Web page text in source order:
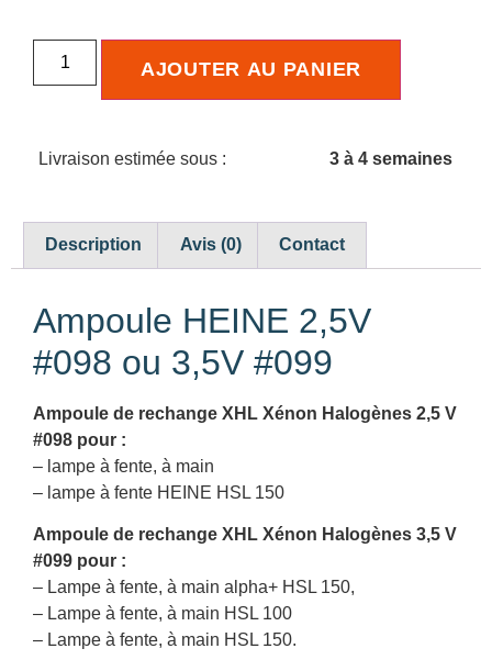
AJOUTER AU PANIER
Livraison estimée sous : 3 à 4 semaines
Description Avis (0) Contact
Ampoule HEINE 2,5V
#098 ou 3,5V #099
Ampoule de rechange XHL Xénon Halogènes 2,5 V
#098 pour :
– lampe à fente, à main
– lampe à fente HEINE HSL 150
Ampoule de rechange XHL Xénon Halogènes 3,5 V
#099 pour :
– Lampe à fente, à main alpha+ HSL 150,
– Lampe à fente, à main HSL 100
– Lampe à fente, à main HSL 150.